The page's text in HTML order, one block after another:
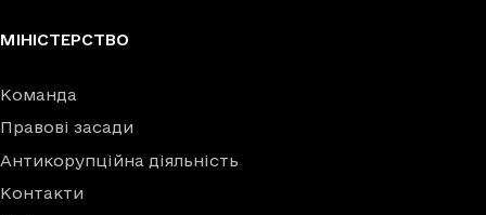
МІНІСТЕРСТВО
Команда
Правові засади
Антикорупційна діяльність
Контакти